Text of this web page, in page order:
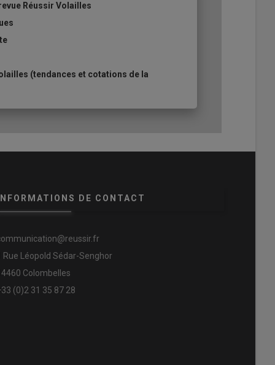
Réussir Volailles
(tendances et cotations de la
INFORMATIONS DE CONTACT
Rue Léopold Sédar-Senghor
Colombelles
(0)2 31 35 87 28